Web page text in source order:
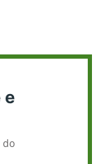
e
do